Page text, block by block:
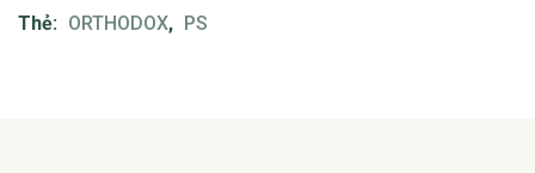
Thẻ: ORTHODOX, PS